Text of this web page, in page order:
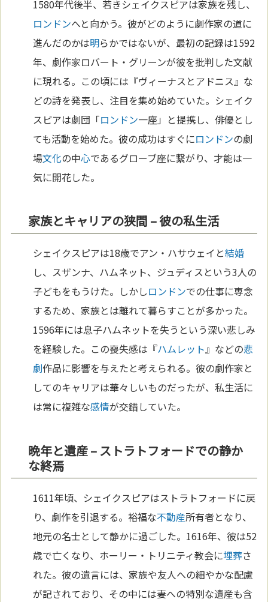
1580年代後半、若きシェイクスピアは家族を残し、
ロンドンへと向かう。彼がどのように劇作家の道に
進んだのかは明らかではないが、最初の記録は1592
年、劇作家ロバート・グリーンが彼を批判した文献
に現れる。この頃には『ヴィーナスとアドニス』な
どの詩を発表し、注目を集め始めていた。シェイク
スピアは劇団「ロンドン一座」と提携し、俳優とし
ても活動を始めた。彼の成功はすぐにロンドンの劇
場文化の中心であるグローブ座に繋がり、才能は一
気に開花した。
家族とキャリアの狭間 – 彼の私生活
シェイクスピアは18歳でアン・ハサウェイと結婚
し、スザンナ、ハムネット、ジュディスという3人の
子どもをもうけた。しかしロンドンでの仕事に専念
するため、家族とは離れて暮らすことが多かった。
1596年には息子ハムネットを失うという深い悲しみ
を経験した。この喪失感は『ハムレット』などの悲
劇作品に影響を与えたと考えられる。彼の劇作家と
してのキャリアは華々しいものだったが、私生活に
は常に複雑な感情が交錯していた。
晩年と遺産 – ストラトフォードでの静か
な終焉
1611年頃、シェイクスピアはストラトフォードに戻
り、劇作を引退する。裕福な不動産所有者となり、
地元の名士として静かに過ごした。1616年、彼は52
歳で亡くなり、ホーリー・トリニティ教会に埋葬さ
れた。彼の遺言には、家族や友人への細やかな配慮
が記されており、その中には妻への特別な遺産も含